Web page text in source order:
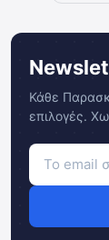
Κάθε
επιλογές.